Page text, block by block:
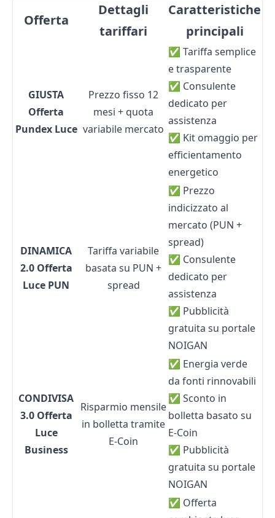
Offerta
Dettagli
tariffari
Caratteristiche
principali
GIUSTA
Offerta
Pundex Luce
Prezzo fisso 12
mesi + quota
variabile mercato
✅ Tariffa semplice
e trasparente
✅ Consulente
dedicato per
assistenza
✅ Kit omaggio per
efficientamento
energetico
DINAMICA
2.0 Offerta
Luce PUN
Tariffa variabile
basata su PUN +
spread
✅ Prezzo
indicizzato al
mercato (PUN +
spread)
✅ Consulente
dedicato per
assistenza
✅ Pubblicità
gratuita su portale
NOIGAN
CONDIVISA
3.0 Offerta
Luce
Business
Risparmio mensile
in bolletta tramite
E-Coin
✅ Energia verde
da fonti rinnovabili
✅ Sconto in
bolletta basato su
E-Coin
✅ Pubblicità
gratuita su portale
NOIGAN
✅ Offerta